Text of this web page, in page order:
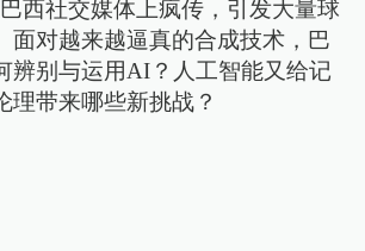
西社交媒体上疯传，引发大量球
面对越来越逼真的合成技术，巴
辨别与运用AI？人工智能又给记
理带来哪些新挑战？